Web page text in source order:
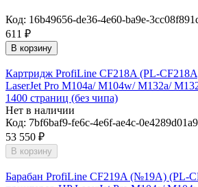
Код: 16b49656-de36-4e60-ba9e-
611 ₽
В корзину
Картридж ProfiLine CF218A (PL-
LaserJet Pro M104a/ M104w/ M132a/
1400 страниц (без чипа)
Нет в наличии
Код: 7bf6baf9-fe6c-4e6f-ae4c-
53 550 ₽
В корзину
Барабан ProfiLine CF219A (№19A) (PL-